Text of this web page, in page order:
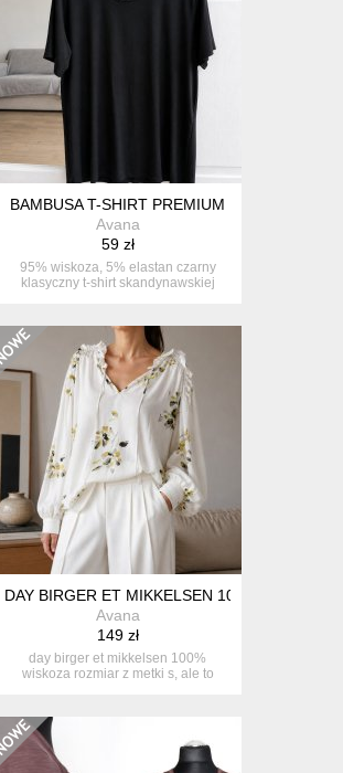
BAMBUSA T-SHIRT PREMIUM
Avana
59 zł
95% wiskoza, 5% elastan czarny
klasyczny t-shirt skandynawskiej
DAY BIRGER ET MIKKELSEN 100% WISKOZA
Avana
149 zł
day birger et mikkelsen 100%
wiskoza rozmiar z metki s, ale to